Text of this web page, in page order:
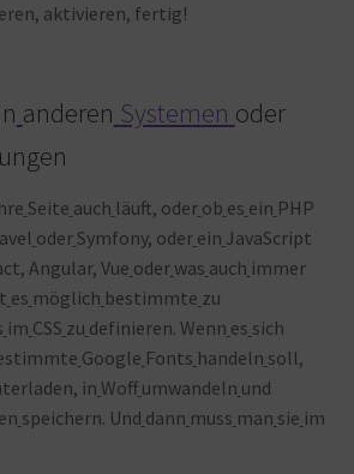
aktivieren, fertig!
anderen Systemen oder
Seite auch läuft, oder ob es ein PHP
oder Symfony, oder ein JavaScript
Angular, Vue oder was auch immer
es möglich bestimmte zu
im CSS zu definieren. Wenn es sich
Google Fonts handeln soll,
in Woff umwandeln und
speichern. Und dann muss man sie im